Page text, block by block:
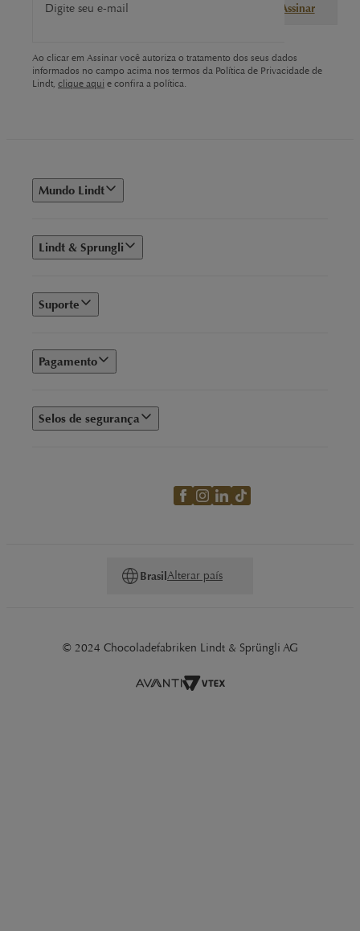
Digite seu e-mail Assinar
Ao clicar em Assinar você autoriza o tratamento dos seus dados
informados no campo acima nos termos da Política de Privacidade de
Lindt, clique aqui e confira a política.
Mundo Lindt
Lindt & Sprungli
Suporte
Pagamento
Selos de segurança
BrasilAlterar país
© 2024 Chocoladefabriken Lindt & Sprüngli AG